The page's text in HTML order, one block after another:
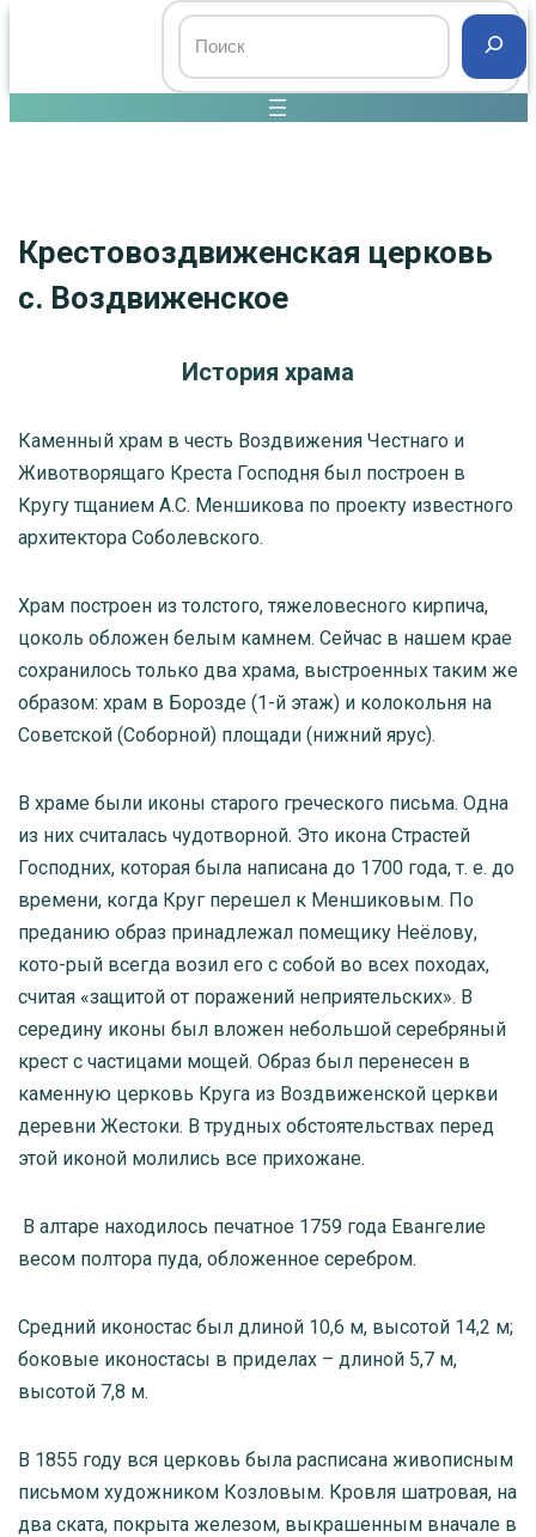
Крестовоздвиженская церковь
с. Воздвиженское
История храма
Каменный храм в честь Воздвижения Честнаго и
Животворящаго Креста Господня был построен в
Кругу тщанием А.С. Меншикова по проекту известного
архитектора Соболевского.
Храм построен из толстого, тяжеловесного кирпича,
цоколь обложен белым камнем. Сейчас в нашем крае
сохранилось только два храма, выстроенных таким же
образом: храм в Борозде (1-й этаж) и колокольня на
Советской (Соборной) площади (нижний ярус).
В храме были иконы старого греческого письма. Одна
из них считалась чудотворной. Это икона Страстей
Господних, которая была написана до 1700 года, т. е. до
времени, когда Круг перешел к Меншиковым. По
преданию образ принадлежал помещику Неёлову,
кото-рый всегда возил его с собой во всех походах,
считая «защитой от поражений неприятельских». В
середину иконы был вложен небольшой серебряный
крест с частицами мощей. Образ был перенесен в
каменную церковь Круга из Воздвиженской церкви
деревни Жестоки. В трудных обстоятельствах перед
этой иконой молились все прихожане.
В алтаре находилось печатное 1759 года Евангелие
весом полтора пуда, обложенное серебром.
Средний иконостас был длиной 10,6 м, высотой 14,2 м;
боковые иконостасы в приделах – длиной 5,7 м,
высотой 7,8 м.
В 1855 году вся церковь была расписана живописным
письмом художником Козловым. Кровля шатровая, на
два ската, покрыта железом, выкрашенным вначале в